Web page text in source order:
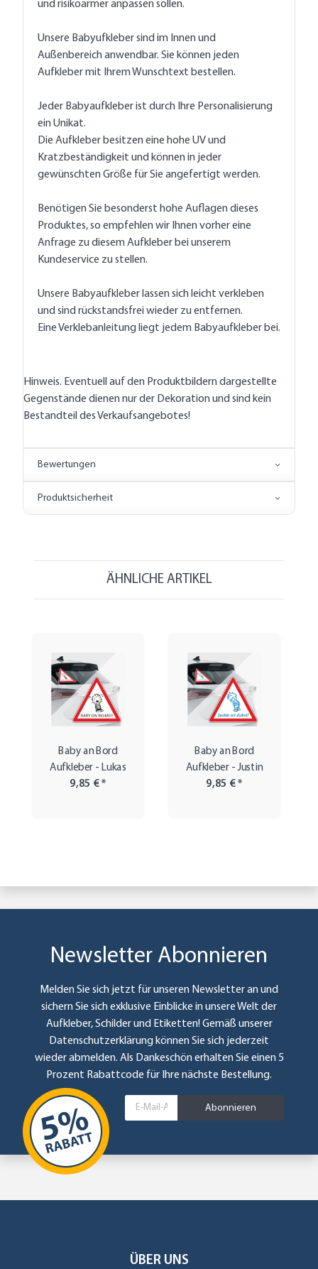
und risikoärmer anpassen sollen.
Unsere Babyufkleber sind im Innen und
Außenbereich anwendbar. Sie können jeden
Aufkleber mit Ihrem Wunschtext bestellen.
Jeder Babyaufkleber ist durch Ihre Personalisierung
ein Unikat.
Die Aufkleber besitzen eine hohe UV und
Kratzbeständigkeit und können in jeder
gewünschten Größe für Sie angefertigt werden.
Benötigen Sie besonderst hohe Auflagen dieses
Produktes, so empfehlen wir Ihnen vorher eine
Anfrage zu diesem Aufkleber bei unserem
Kundeservice zu stellen.
Unsere Babyaufkleber lassen sich leicht verkleben
und sind rückstandsfrei wieder zu entfernen.
Eine Verklebanleitung liegt jedem Babyaufkleber bei.
Hinweis. Eventuell auf den Produktbildern dargestellte
Gegenstände dienen nur der Dekoration und sind kein
Bestandteil des Verkaufsangebotes!
Bewertungen
Produktsicherheit
ÄHNLICHE ARTIKEL
Baby an Bord
Aufkleber - Lukas
9,85 €*
Baby an Bord
Aufkleber - Justin
9,85 €*
Newsletter Abonnieren
Melden Sie sich jetzt für unseren Newsletter an und
sichern Sie sich exklusive Einblicke in unsere Welt der
Aufkleber, Schilder und Etiketten! Gemäß unserer
Datenschutzerklärungkönnen Sie sich jederzeit
wieder abmelden. Als Dankeschön erhalten Sie einen 5
Prozent Rabattcode für Ihre nächste Bestellung.
Abonnieren
ÜBER UNS